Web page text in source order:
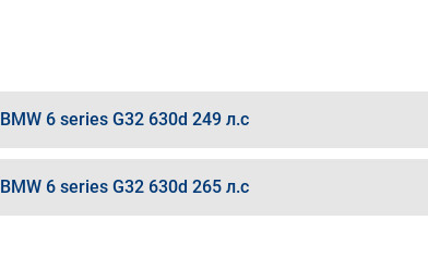
BMW 6 series G32 630d 249 л.с
BMW 6 series G32 630d 265 л.с